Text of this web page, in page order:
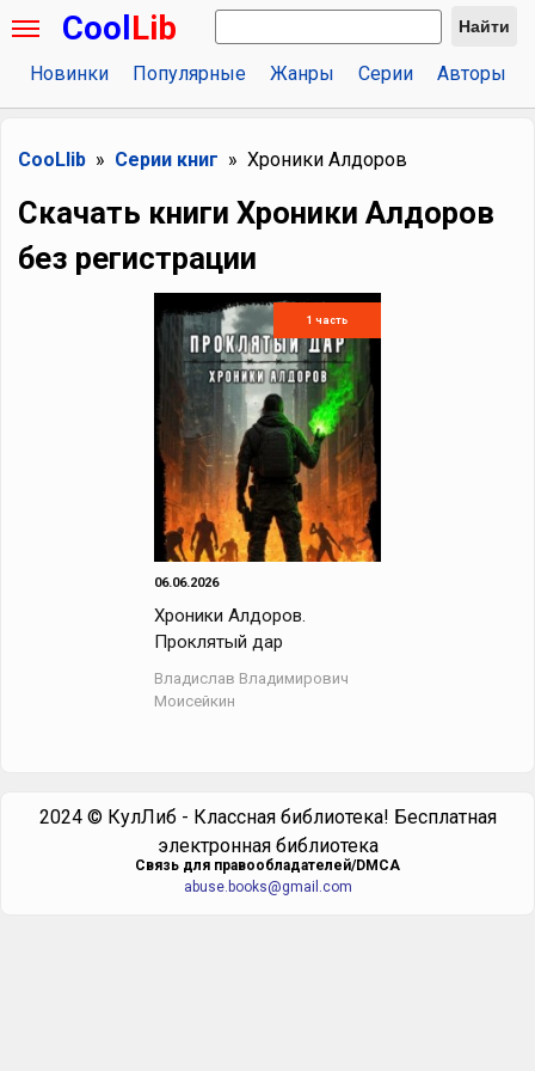
Cool Lib Найти
Новинки Популярные Жанры Серии Авторы
CooLlib Серии книг Хроники Алдоров
Скачать книги Хроники Алдоров
без регистрации
1 часть
06.06.2026
Хроники Алдоров.
Проклятый дар
Владислав Владимирович
Моисейкин
2024 © КулЛиб - Классная библиотека! Бесплатная
электронная библиотека
Cвязь для правообладателей/DMCA
abuse.books@gmail.com